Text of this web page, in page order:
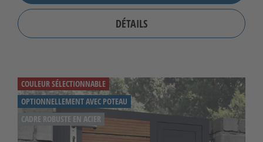
DÉTAILS
COULEUR SÉLECTIONNABLE
OPTIONNELLEMENT AVEC POTEAU
CADRE ROBUSTE EN ACIER